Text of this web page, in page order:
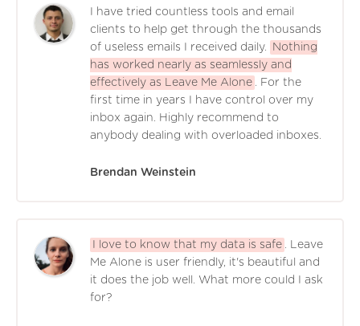
I have tried countless tools and email
clients to help get through the thousands
of useless emails I received daily.
Nothing
has worked nearly as seamlessly and
effectively as Leave Me Alone . For the
first time in years I have control over my
inbox again. Highly recommend to
anybody dealing with overloaded inboxes.
Brendan Weinstein
I love to know that my data is safe . Leave
Me Alone is user friendly, it's beautiful and
it does the job well. What more could I ask
for?